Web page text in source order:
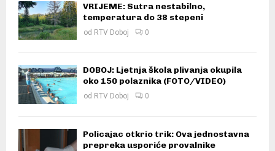
VRIJEME: Sutra nestabilno,
temperatura do 38 stepeni
od RTV Doboj 0
DOBOJ: Ljetnja škola plivanja okupila
oko 150 polaznika (FOTO/VIDEO)
od RTV Doboj 0
Policajac otkrio trik: Ova jednostavna
prepreka usporiće provalnike